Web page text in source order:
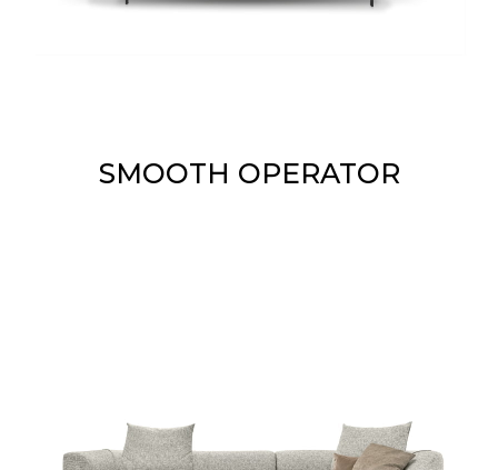
SMOOTH OPERATOR